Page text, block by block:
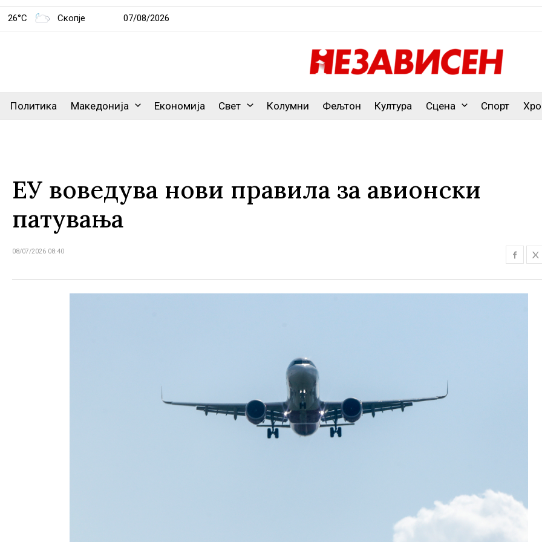
26°C Скопје 07/08/2026
Политика Македонија Економија Свет Колумни Фељтон Култура Сцена Спорт
ЕУ воведува нови правила за авионски
патувања
08/07/2026 08:40